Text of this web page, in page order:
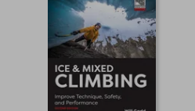
Rápido